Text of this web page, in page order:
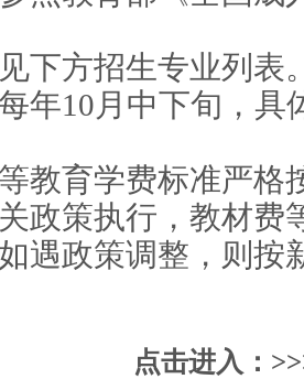
下方招生专业列表
年10月中下旬，具
教育学费标准严格
政策执行，教材费
遇政策调整，则按
业
点击进入：